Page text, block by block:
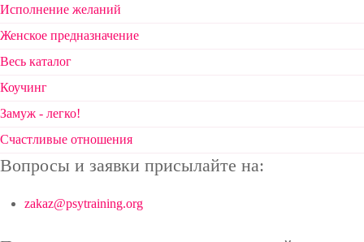
Исполнение желаний
Женское предназначение
Весь каталог
Коучинг
Замуж - легко!
Счастливые отношения
Вопросы и заявки присылайте на:
zakaz@psytraining.org